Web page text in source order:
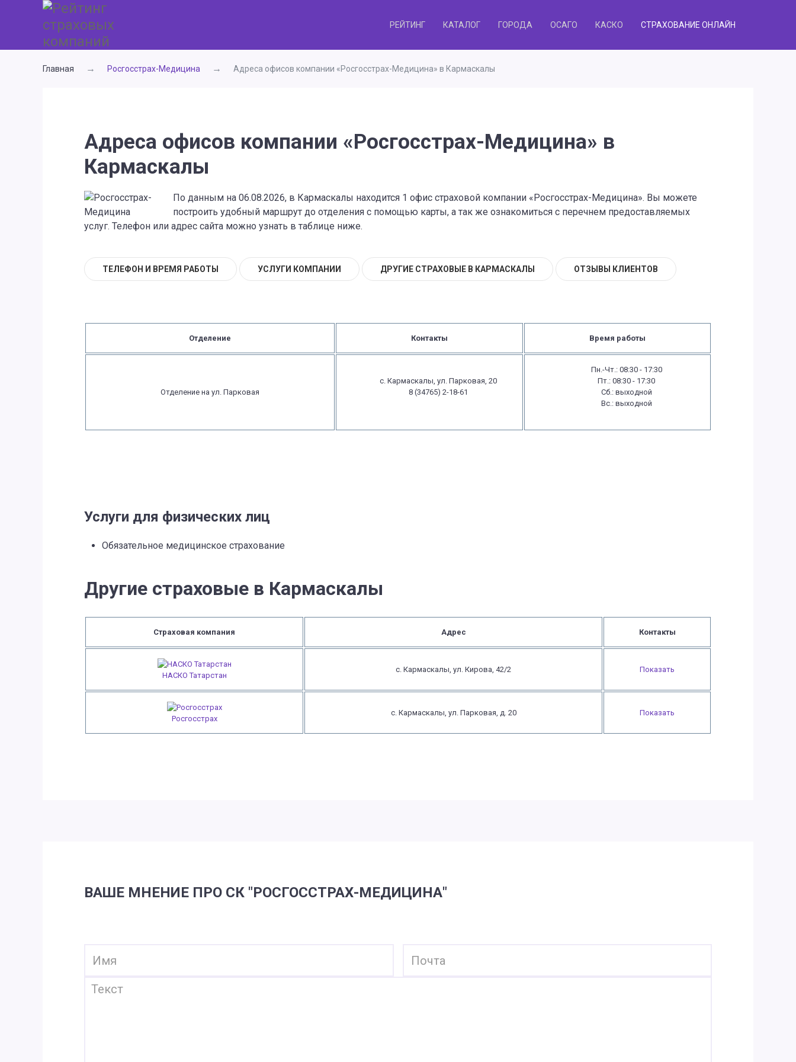
РЕЙТИНГ КАТАЛОГ ГОРОДА ОСАГО КАСКО СТРАХОВАНИЕ ОНЛАЙН
Главная Росгосстрах-Медицина Адреса офисов компании «Росгосстрах-Медицина» в Кармаскалы
Адреса офисов компании «Росгосстрах-Медицина» в
Кармаскалы
По данным на 06.08.2026, в Кармаскалы находится 1 офис страховой компании «Росгосстрах-Медицина». Вы можете
построить удобный маршрут до отделения с помощью карты, а так же ознакомиться с перечнем предоставляемых
услуг. Телефон или адрес сайта можно узнать в таблице ниже.
ТЕЛЕФОН И ВРЕМЯ РАБОТЫ УСЛУГИ КОМПАНИИ ДРУГИЕ СТРАХОВЫЕ В КАРМАСКАЛЫ ОТЗЫВЫ КЛИЕНТОВ
Отделение Контакты Время работы
Отделение на ул. Парковая
с. Кармаскалы, ул. Парковая, 20
8 (34765) 2-18-61
Пн.-Чт.: 08:30 - 17:30
Пт.: 08:30 - 17:30
Сб.: выходной
Вс.: выходной
Услуги для физических лиц
Обязательное медицинское страхование
Другие страховые в Кармаскалы
Страховая компания Адрес Контакты
НАСКО Татарстан
с. Кармаскалы, ул. Кирова, 42/2 Показать
Росгосстрах
с. Кармаскалы, ул. Парковая, д. 20 Показать
ВАШЕ МНЕНИЕ ПРО СК "РОСГОССТРАХ-МЕДИЦИНА"